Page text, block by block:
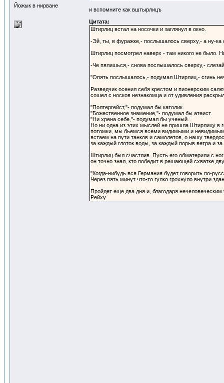
Йожык в нирване
и вспомните как вштырлицъ
Цитата:
Штирлиц встал на носочки и заглянул в окно.
-Эй, ты, в фуражке,- послышалось сверху,- а ну-ка
Штирлиц посмотрел наверх - там никого не было.
-Че пялишься,- снова послышалось сверху,-
"Опять послышалось,- подумал Штирлиц,- сгинь
Разведчик осенил себя крестом и пионерским
сошел с носков незнакомца и от удивления
"Полтергейст,"- подумал бы католик.
"Божественное знамение,"- подумал бы атеист.
"Ни хрена себе,"- подумал бы ученый.
Но ни одна из этих мыслей не пришла Штирлицу в
потомки, мы бьемся всеми видимыми и
встаем на пути танков и самолетов, о нашу
за каждый глоток воды, за каждый порыв ветра и
Штирлиц был счастлив. Пусть его обматерили с
он точно знал, кто победит в решающей схватке
"Когда-нибудь вся Германия будет говорить по-
Через пять минут что-то гулко грохнуло внутри
Пройдет еще два дня и, благодаря
Рейху.